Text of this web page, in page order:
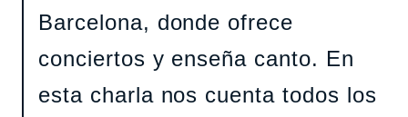
Barcelona, donde ofrece
conciertos y enseña canto. En
esta charla nos cuenta todos los